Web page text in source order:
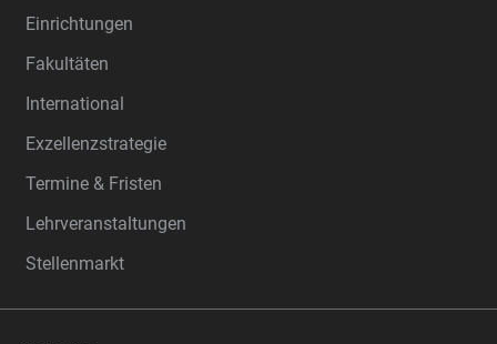
Einrichtungen
Fakultäten
International
Exzellenzstrategie
Termine & Fristen
Lehrveranstaltungen
Stellenmarkt